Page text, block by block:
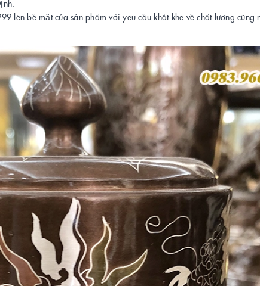
lên bề mặt của sản phẩm với yêu cầu khắt khe về chất lượng cũng